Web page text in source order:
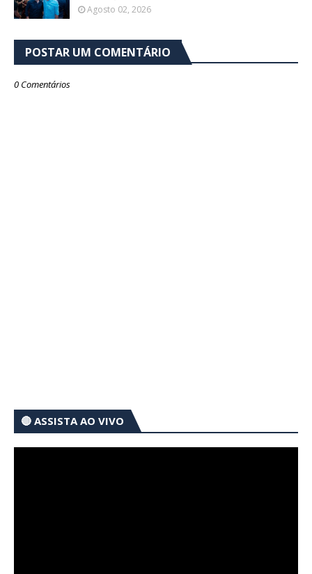
Agosto 02, 2026
POSTAR UM COMENTÁRIO
0 Comentários
🔴 ASSISTA AO VIVO